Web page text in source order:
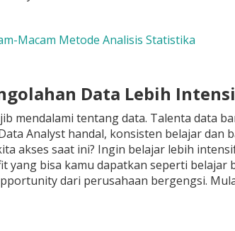
Macam Metode Analisis Statistika
Data Lebih
mendalami tentang data. Talenta data
Analyst handal, konsisten belajar dan
akses saat ini? Ingin belajar lebih
yang bisa kamu dapatkan seperti
dari perusahaan bergengsi.